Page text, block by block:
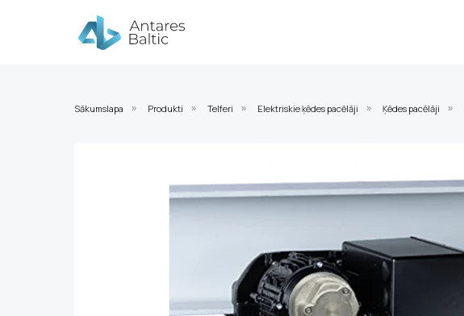
Sākumslapa » Produkti » Telferi » Elektriskie ķēdes pacēlāji » Ķēdes pacēlāji »